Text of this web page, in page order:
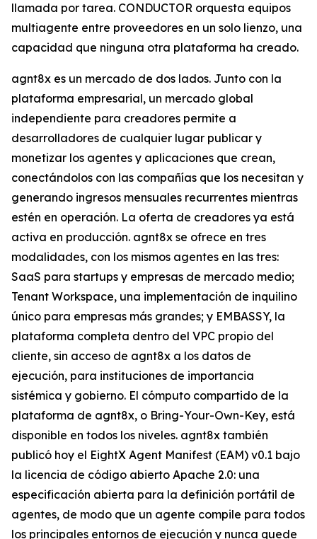
llamada por tarea. CONDUCTOR orquesta equipos
multiagente entre proveedores en un solo lienzo, una
capacidad que ninguna otra plataforma ha creado.
agnt8x es un mercado de dos lados. Junto con la
plataforma empresarial, un mercado global
independiente para creadores permite a
desarrolladores de cualquier lugar publicar y
monetizar los agentes y aplicaciones que crean,
conectándolos con las compañías que los necesitan y
generando ingresos mensuales recurrentes mientras
estén en operación. La oferta de creadores ya está
activa en producción. agnt8x se ofrece en tres
modalidades, con los mismos agentes en las tres:
SaaS para startups y empresas de mercado medio;
Tenant Workspace, una implementación de inquilino
único para empresas más grandes; y EMBASSY, la
plataforma completa dentro del VPC propio del
cliente, sin acceso de agnt8x a los datos de
ejecución, para instituciones de importancia
sistémica y gobierno. El cómputo compartido de la
plataforma de agnt8x, o Bring-Your-Own-Key, está
disponible en todos los niveles. agnt8x también
publicó hoy el EightX Agent Manifest (EAM) v0.1 bajo
la licencia de código abierto Apache 2.0: una
especificación abierta para la definición portátil de
agentes, de modo que un agente compile para todos
los principales entornos de ejecución y nunca quede